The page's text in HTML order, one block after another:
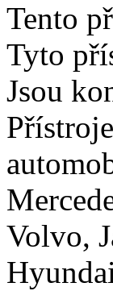
Tento
Tyto
Jsou
Volvo,